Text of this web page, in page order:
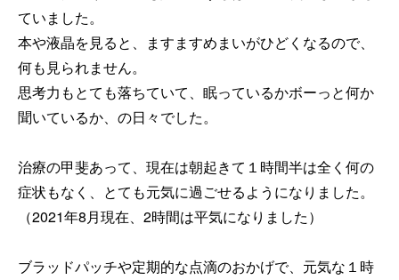
ていました。
本や液晶を見ると、ますますめまいがひどくなるので、
何も見られません。
思考力もとても落ちていて、眠っているかボーっと何か
聞いているか、の日々でした。
治療の甲斐あって、現在は朝起きて１時間半は全く何の
症状もなく、とても元気に過ごせるようになりました。
（2021年8月現在、2時間は平気になりました）
ブラッドパッチや定期的な点滴のおかげで、元気な１時